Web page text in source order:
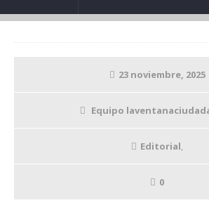
23 noviembre, 2025
Equipo
Editorial,
0